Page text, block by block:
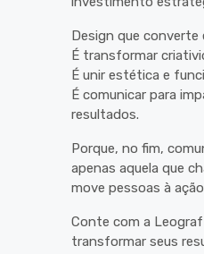
Design que
É transformar
É unir estética e
É comunicar para
resultados.
Porque, no fim,
apenas aquela que
move pessoas à
Conte com a
transformar seus